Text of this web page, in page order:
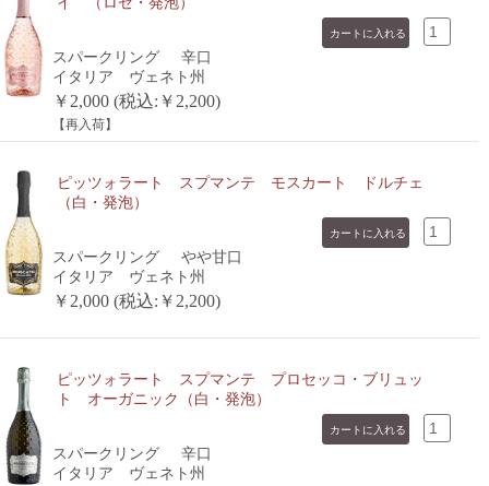
スパークリング
辛口
イタリア ヴェネト州
￥2,000 (税込:￥2,200)
【再入荷】
ピッツォラート スプマンテ モスカート ドルチェ
（白・発泡）
スパークリング
やや甘口
イタリア ヴェネト州
￥2,000 (税込:￥2,200)
ピッツォラート スプマンテ プロセッコ・ブリュッ
ト オーガニック（白・発泡）
スパークリング
辛口
イタリア ヴェネト州